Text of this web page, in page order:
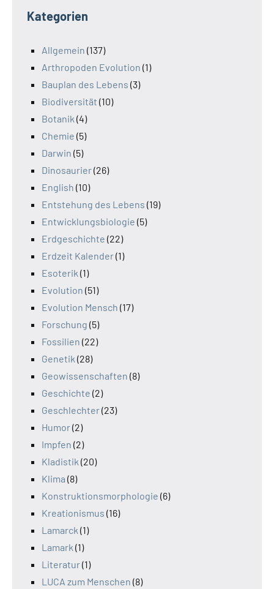
Kategorien
Allgemein (137)
Arthropoden Evolution (1)
Bauplan des Lebens (3)
Biodiversität (10)
Botanik (4)
Chemie (5)
Darwin (5)
Dinosaurier(26)
English (10)
Entstehung des Lebens (19)
Entwicklungsbiologie (5)
Erdgeschichte (22)
Erdzeit Kalender(1)
Esoterik (1)
Evolution (51)
Evolution Mensch (17)
Forschung (5)
Fossilien (22)
Genetik (28)
Geowissenschaften (8)
Geschichte (2)
Geschlechter(23)
Humor(2)
Impfen (2)
Kladistik (20)
Klima (8)
Konstruktionsmorphologie (6)
Kreationismus (16)
Lamarck (1)
Lamark (1)
Literatur(1)
LUCA zum Menschen (8)